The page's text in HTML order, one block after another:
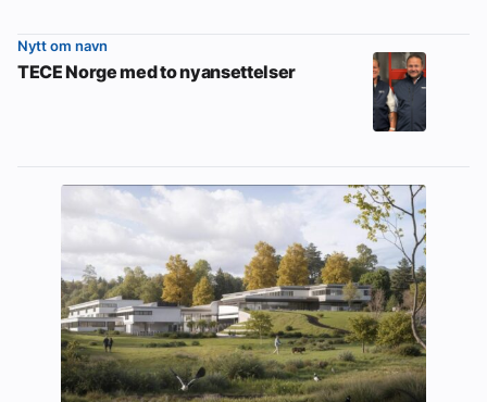
Nytt om navn
TECE Norge med to nyansettelser